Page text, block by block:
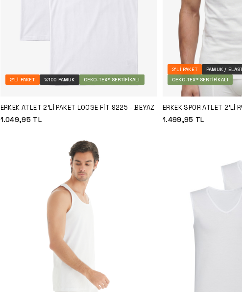
2'LI PAKET %100 PAMUK OEKO-TEX® SERTIFIKALI
ERKEK ATLET 2'LI PAKET LOOSE FIT 9225 - BEYAZ
1.049,95TL
2'LI PAKET
PAMUK /
OEKO-TEX® SERTIFIKALI
ERKEK SPOR ATLET 2'LI
9676 - BEYAZ
1.499,95 TL